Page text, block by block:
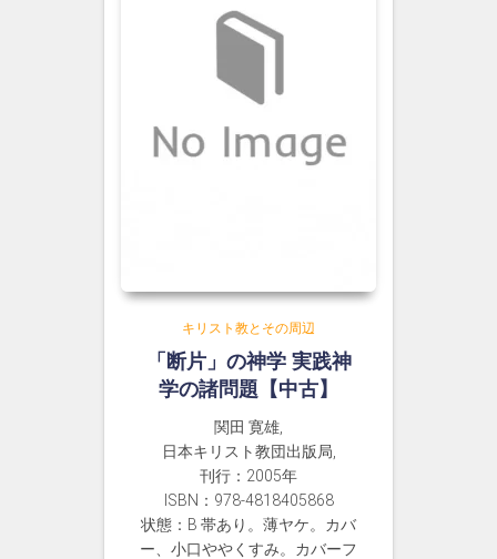
キリスト教とその周辺
「断片」の神学 実践神
学の諸問題【中古】
関田 寛雄,
日本キリスト教団出版局,
刊行：2005年
ISBN：978-4818405868
状態：B 帯あり。薄ヤケ。カバ
ー、小口ややくすみ。カバーフ